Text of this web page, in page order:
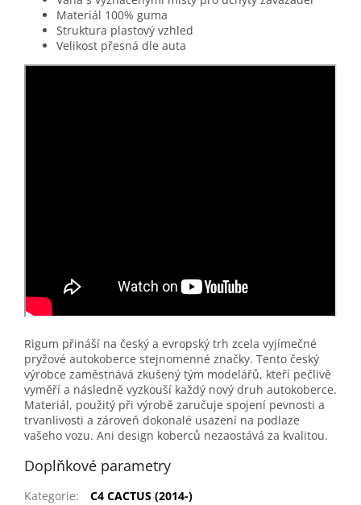
Materiál 100% guma
Struktura plastový vzhled
Velikost přesná dle auta
Rigum přináší na český a evropský trh zcela vyjímečné
pryžové autokoberce stejnomenné značky. Tento český
výrobce zaměstnává zkušený tým modelářů, kteří pečlivě
vyměří a následně vyzkouší každý nový druh autokoberce.
Materiál, použitý při výrobě zaručuje spojení pevnosti a
trvanlivosti a zároveň dokonalé usazení na podlaze
vašeho vozu. Ani design koberců nezaostává za kvalitou.
Doplňkové parametry
Kategorie:
C4 CACTUS (2014-)